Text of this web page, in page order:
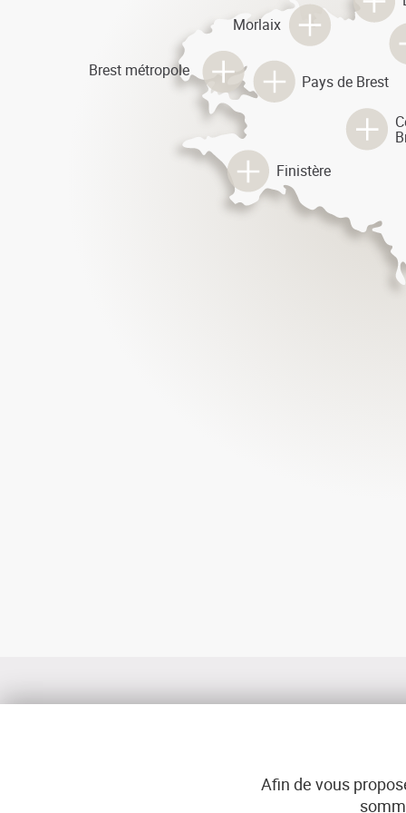
Brest métropole
Finistère
Morlaix
Pays de Brest
Afin de vous